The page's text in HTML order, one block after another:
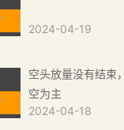
2024-04-19
空头放量没有结束
空为主
2024-04-18